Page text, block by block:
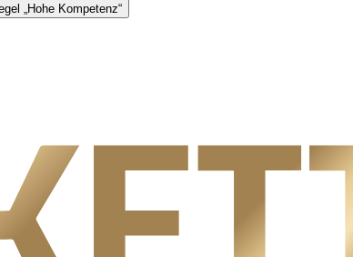
„Hohe Kompetenz“